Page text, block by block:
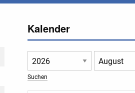
Kalender